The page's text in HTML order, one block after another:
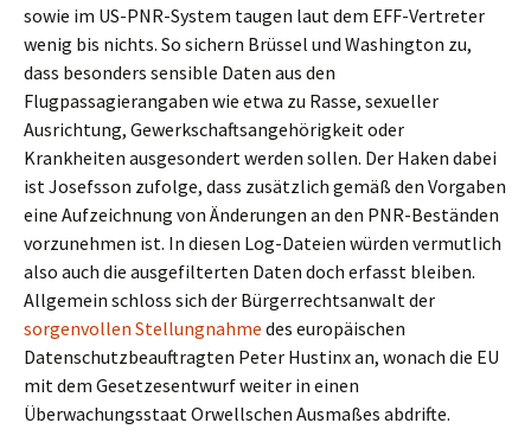
sowie im US-PNR-System taugen laut dem EFF-Vertreter
wenig bis nichts. So sichern Brüssel und Washington zu,
dass besonders sensible Daten aus den
Flugpassagierangaben wie etwa zu Rasse, sexueller
Ausrichtung, Gewerkschaftsangehörigkeit oder
Krankheiten ausgesondert werden sollen. Der Haken dabei
ist Josefsson zufolge, dass zusätzlich gemäß den Vorgaben
eine Aufzeichnung von Änderungen an den PNR-Beständen
vorzunehmen ist. In diesen Log-Dateien würden vermutlich
also auch die ausgefilterten Daten doch erfasst bleiben.
Allgemein schloss sich der Bürgerrechtsanwalt der
sorgenvollen Stellungnahme des europäischen
Datenschutzbeauftragten Peter Hustinx an, wonach die EU
mit dem Gesetzesentwurf weiter in einen
Überwachungsstaat Orwellschen Ausmaßes abdrifte.